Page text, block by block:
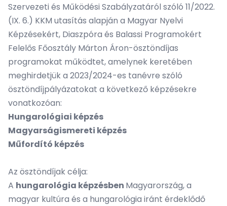
Szervezeti és Működési Szabályzatáról szóló 11/2022.
(IX. 6.) KKM utasítás alapján a Magyar Nyelvi
Képzésekért, Diaszpóra és Balassi Programokért
Felelős Főosztály Márton Áron-ösztöndíjas
programokat működtet, amelynek keretében
meghirdetjük a 2023/2024-es tanévre szóló
ösztöndíjpályázatokat a következő képzésekre
vonatkozóan:
Hungarológiai képzés
Magyarságismereti képzés
Műfordító képzés
Az ösztöndíjak célja:
A hungarológia képzésben Magyarország, a
magyar kultúra és a hungarológia iránt érdeklődő